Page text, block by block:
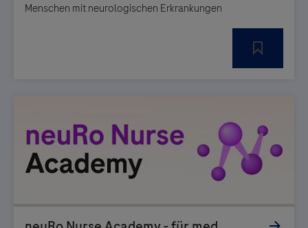
Menschen mit neurologischen Erkrankungen